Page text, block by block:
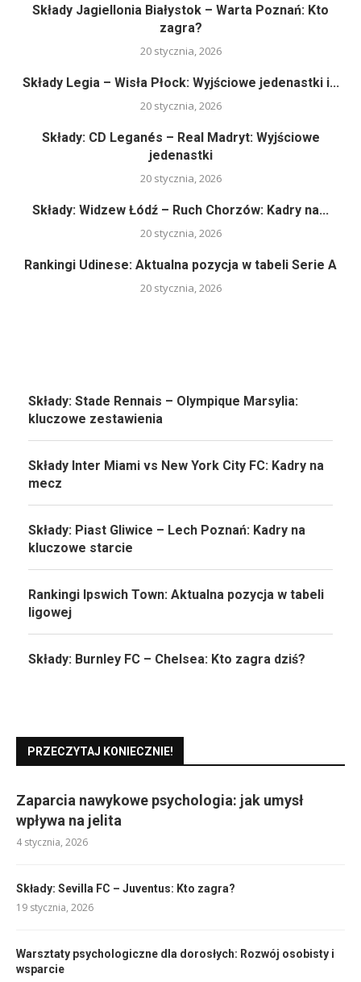
Składy Jagiellonia Białystok – Warta Poznań: Kto
zagra?
20 stycznia, 2026
Składy Legia – Wisła Płock: Wyjściowe jedenastki i...
20 stycznia, 2026
Składy: CD Leganés – Real Madryt: Wyjściowe
jedenastki
20 stycznia, 2026
Składy: Widzew Łódź – Ruch Chorzów: Kadry na...
20 stycznia, 2026
Rankingi Udinese: Aktualna pozycja w tabeli Serie A
20 stycznia, 2026
Składy: Stade Rennais – Olympique Marsylia:
kluczowe zestawienia
Składy Inter Miami vs New York City FC: Kadry na
mecz
Składy: Piast Gliwice – Lech Poznań: Kadry na
kluczowe starcie
Rankingi Ipswich Town: Aktualna pozycja w tabeli
ligowej
Składy: Burnley FC – Chelsea: Kto zagra dziś?
PRZECZYTAJ KONIECZNIE!
Zaparcia nawykowe psychologia: jak umysł
wpływa na jelita
4 stycznia, 2026
Składy: Sevilla FC – Juventus: Kto zagra?
19 stycznia, 2026
Warsztaty psychologiczne dla dorosłych: Rozwój osobisty i
wsparcie